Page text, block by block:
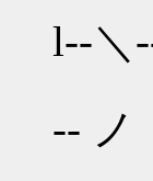
l--
--